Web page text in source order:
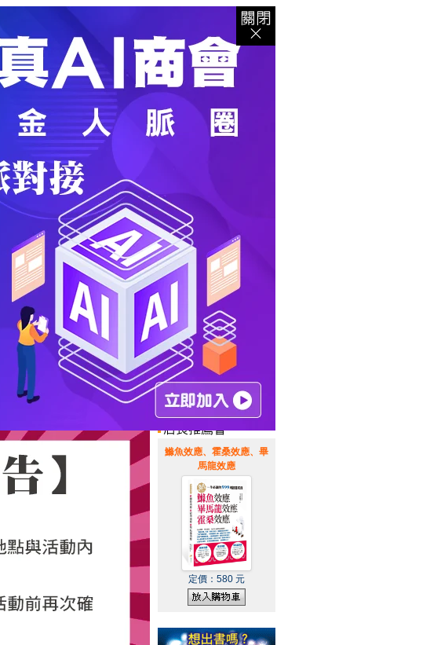
登入｜註冊｜會員中心 結帳
魔法弟子｜自資出版｜電子書 ｜客服中心｜ 智慧型立体會員
國際級品牌課程|優惠通知|霹靂英雄音樂精選|
鰷魚效應、霍桑效應、畢
馬龍效應
定價： 580 元